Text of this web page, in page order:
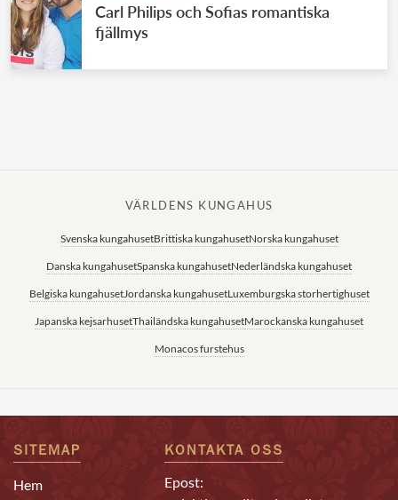
Carl Philips och Sofias romantiska
fjällmys
VÄRLDENS KUNGAHUS
Svenska kungahusetBrittiska kungahusetNorska kungahuset
Danska kungahusetSpanska kungahusetNederländska kungahuset
Belgiska kungahusetJordanska kungahusetLuxemburgska storhertighuset
Japanska kejsarhusetThailändska kungahusetMarockanska kungahuset
Monacos furstehus
SITEMAP
Hem
KONTAKTA OSS
Epost: